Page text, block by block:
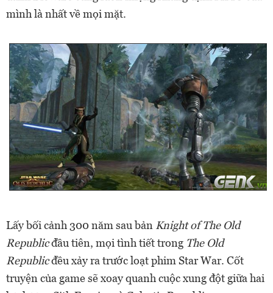
mình là nhất về mọi mặt.
Lấy bối cảnh 300 năm sau bản Knight of The Old
Republicđầu tiên, mọi tình tiết trong The Old
Republicđều xảy ra trước loạt phim Star War. Cốt
truyện của game sẽ xoay quanh cuộc xung đột giữa hai